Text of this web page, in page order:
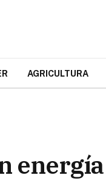
AGRICULTURA
energía